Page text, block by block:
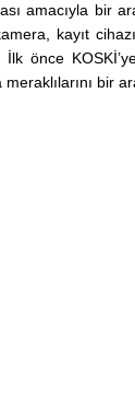
amacıyla bir
kayıt
İlk önce
bir